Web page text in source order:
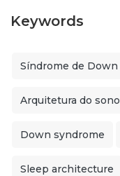
Keywords
Síndrome de Down
Arquitetura do sono
Down syndrome
Sleep architecture